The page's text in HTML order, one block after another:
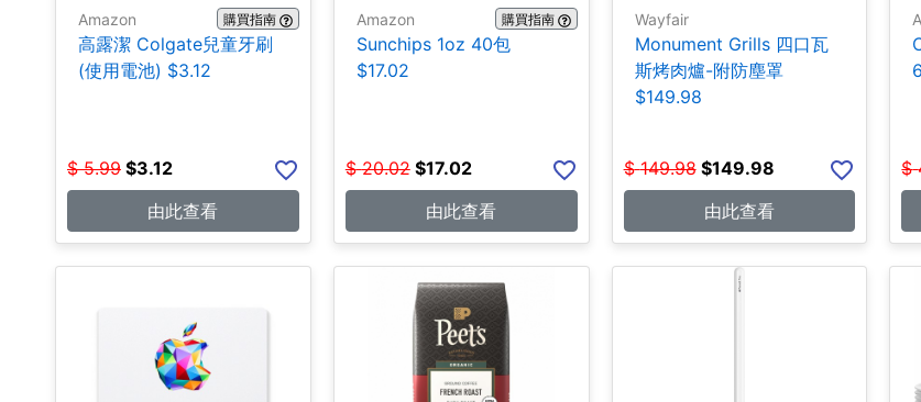
Amazon 購買指南
高露潔 Colgate兒童牙刷
(使用電池) $3.12
$ 5.99 $3.12
由此查看
Amazon 購買指南
Sunchips 1oz 40包
$17.02
$ 20.02 $17.02
由此查看
Wayfair
Monument Grills 四口瓦
斯烤肉爐-附防塵罩
$149.98
$ 149.98 $149.98
由此查看
$